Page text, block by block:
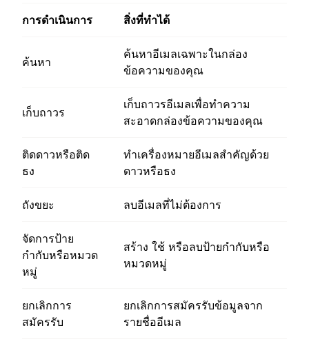
การดำเนินการ สิ่งที่ทำได้
ค้นหา
ค้นหาอีเมลเฉพาะในกล่อง
ข้อความของคุณ
เก็บถาวร
เก็บถาวรอีเมลเพื่อทำความ
สะอาดกล่องข้อความของคุณ
ติดดาวหรือติด
ธง
ทำเครื่องหมายอีเมลสำคัญด้วย
ดาวหรือธง
ถังขยะ ลบอีเมลที่ไม่ต้องการ
จัดการป้าย
กำกับหรือหมวด
หมู่
สร้าง ใช้ หรือลบป้ายกำกับหรือ
หมวดหมู่
ยกเลิกการ
สมัครรับ
ยกเลิกการสมัครรับข้อมูลจาก
รายชื่ออีเมล